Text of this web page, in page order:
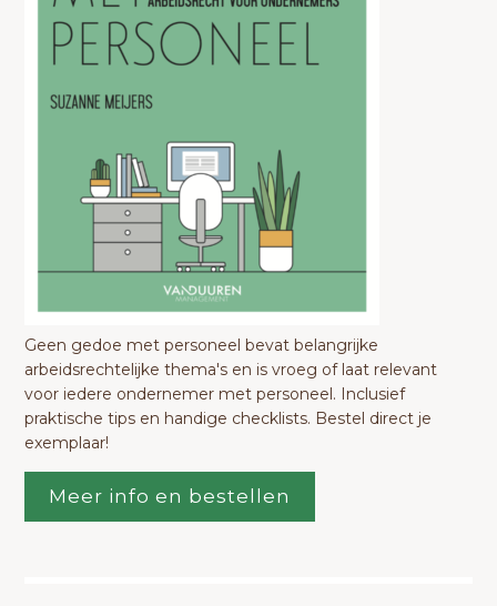
Geen gedoe met personeel bevat belangrijke
arbeidsrechtelijke thema's en is vroeg of laat relevant
voor iedere ondernemer met personeel. Inclusief
praktische tips en handige checklists. Bestel direct je
exemplaar!
Meer info en bestellen